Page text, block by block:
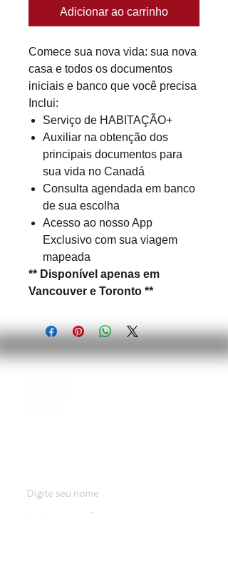
Adicionar ao carrinho
Comece sua nova vida: sua nova
casa e todos os documentos
iniciais e banco que você precisa
Inclui:
Serviço de HABITAÇÃO+
Auxiliar na obtenção dos
principais documentos para
sua vida no Canadá
Consulta agendada em banco
de sua escolha
Acesso ao nosso App
Exclusivo com sua viagem
mapeada
** Disponível apenas em
Vancouver e Toronto **